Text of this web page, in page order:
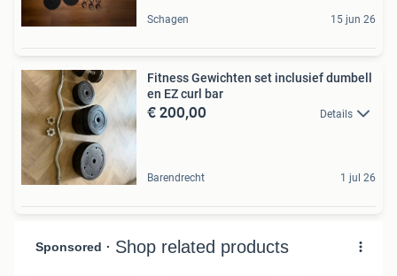
Schagen 15 jun 26
Fitness Gewichten set inclusief dumbell
en EZ curl bar
€ 200,00 Details
Barendrecht 1 jul 26